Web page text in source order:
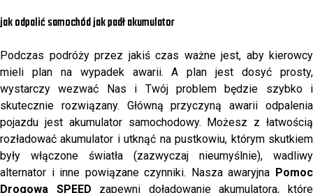
jak odpalić samochód jak padł akumulator
Podczas podróży przez jakiś czas ważne jest, aby kierowcy
mieli plan na wypadek awarii. A plan jest dosyć prosty,
wystarczy wezwać Nas i Twój problem będzie szybko i
skutecznie rozwiązany. Główną przyczyną awarii odpalenia
pojazdu jest akumulator samochodowy. Możesz z łatwością
rozładować akumulator i utknąć na pustkowiu, którym skutkiem
były włączone światła (zazwyczaj nieumyślnie), wadliwy
alternator i inne powiązane czynniki. Nasza awaryjna Pomoc
Drogowa SPEED zapewni doładowanie akumulatora, które